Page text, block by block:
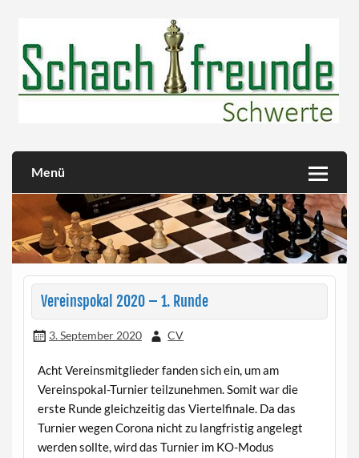
Menü
Vereinspokal 2020 – 1. Runde
3. September 2020 CV
Acht Vereinsmitglieder fanden sich ein, um am
Vereinspokal-Turnier teilzunehmen. Somit war die
erste Runde gleichzeitig das Viertelfinale. Da das
Turnier wegen Corona nicht zu langfristig angelegt
werden sollte, wird das Turnier im KO-Modus